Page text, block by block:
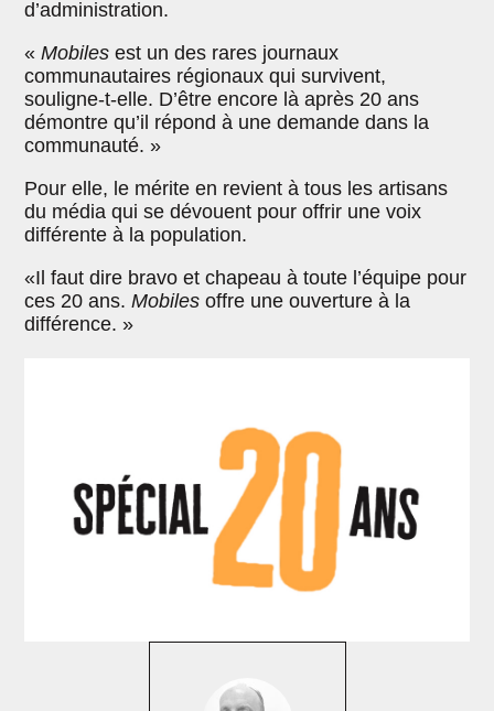
d’administration.
«Mobilesest un des rares journaux
communautaires régionaux qui survivent,
souligne-t-elle. D’être encore là après 20 ans
démontre qu’il répond à une demande dans la
communauté. »
Pour elle, le mérite en revient à tous les artisans
du média qui se dévouent pour offrir une voix
différente à la population.
«Il faut dire bravo et chapeau à toute l’équipe pour
ces 20 ans.Mobiles offre une ouverture à la
différence. »